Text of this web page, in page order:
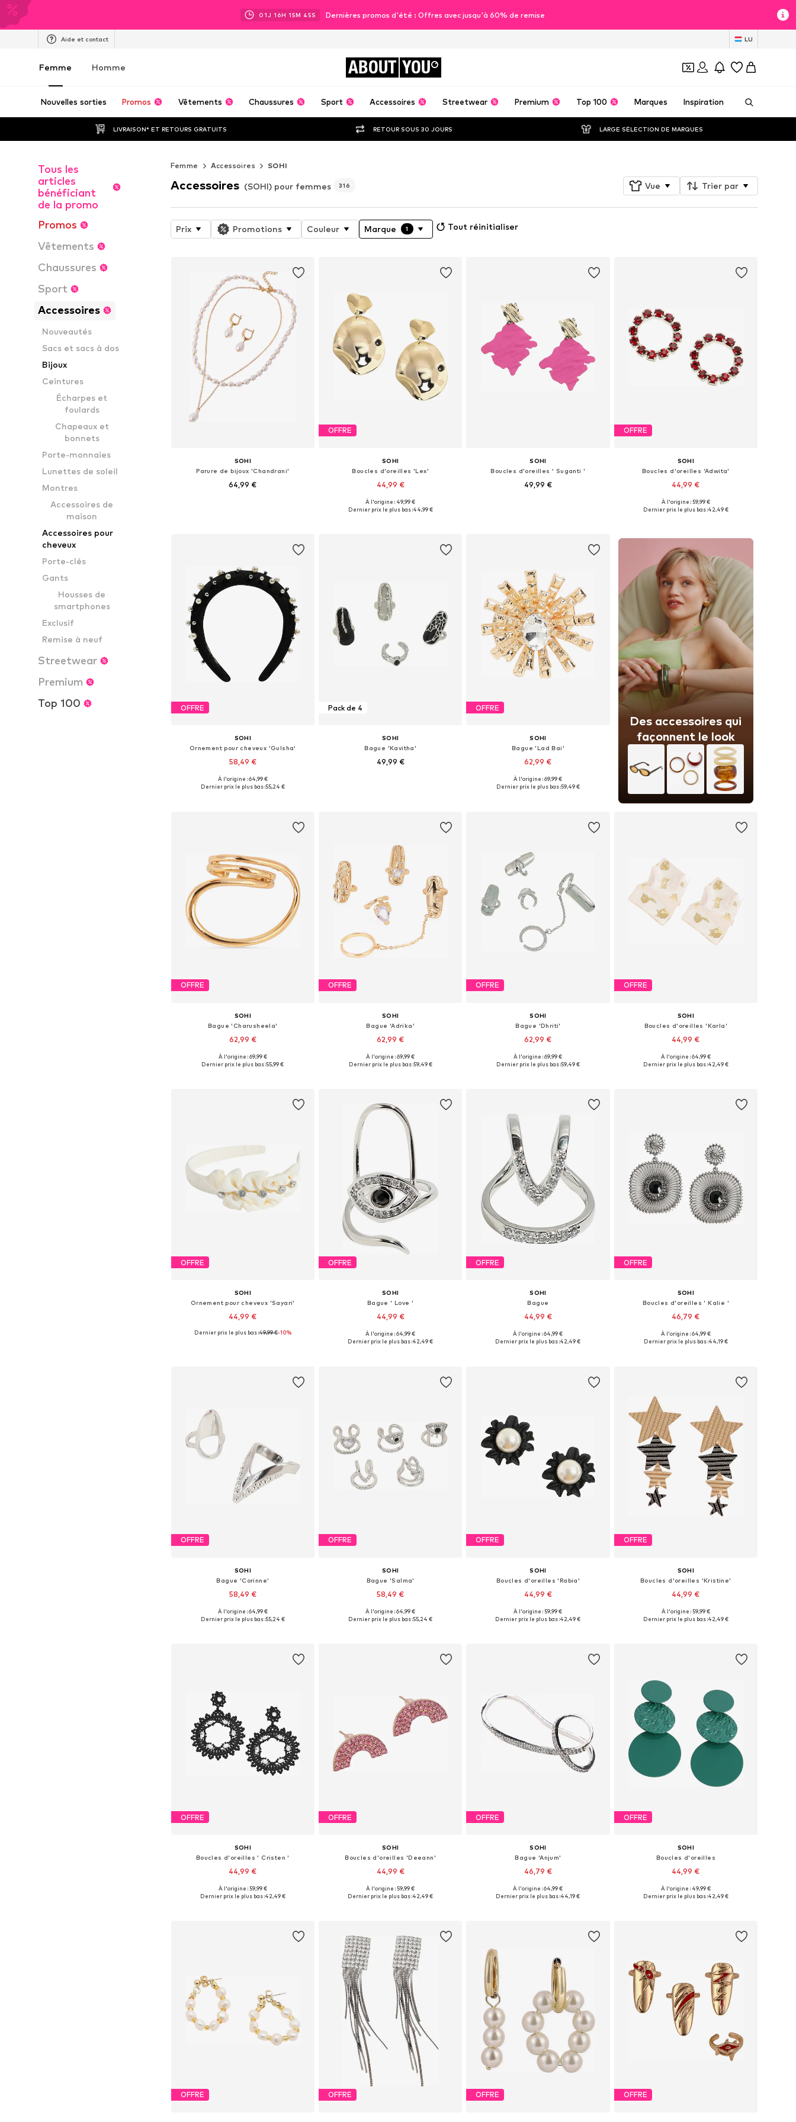
01J 16H 15M 44S Dernières promos d'été : Offres avec jusqu'à 60% de remise
Aide et contact LU
Femme Homme ABOUT YOU
Nouvelles sorties Promos Vêtements Chaussures Sport Accessoires Streetwear Premium Top 100 Marques Inspiration
LIVRAISON* ET RETOURS GRATUITS RETOUR SOUS 30 JOURS LARGE SÉLECTION DE MARQUES
Tous les
articles
bénéficiant
de la promo
Promos
Vêtements
Chaussures
Sport
Accessoires
Nouveautés
Sacs et sacs à dos
Bijoux
Ceintures
Écharpes et
foulards
Chapeaux et
bonnets
Porte-monnaies
Lunettes de soleil
Montres
Accessoires de
maison
Accessoires pour
cheveux
Porte-clés
Gants
Housses de
smartphones
Exclusif
Remise à neuf
Streetwear
Premium
Top 100
Femme Accessoires SOHI
Accessoires (SOHI) pour femmes 316 Vue Trier par
Prix Promotions Couleur Marque 1 Tout réinitialiser
SOHI
Parure de bijoux 'Chandrani'
64,99 €
OFFRE
SOHI
Boucles d'oreilles 'Lex'
44,99 €
Tailles disponibles: Onesize
À l'origine : 49,99 €
Dernier prix le plus bas :44,99 €
SOHI
Boucles d'oreilles ' Suganti '
49,99 €
OFFRE
SOHI
Boucles d'oreilles 'Adwita'
44,99 €
Tailles disponibles: Onesize
À l'origine : 59,99 €
Dernier prix le plus bas :42,49 €
OFFRE
SOHI
Ornement pour cheveux 'Gulsha'
58,49 €
Tailles disponibles: Onesize
À l'origine : 64,99 €
Dernier prix le plus bas :55,24 €
Pack de 4
SOHI
Bague 'Kavitha'
49,99 €
OFFRE
SOHI
Bague 'Lad Bai'
62,99 €
Tailles disponibles: 50-60
À l'origine : 69,99 €
Dernier prix le plus bas :59,49 €
Des accessoires qui
façonnent le look
OFFRE
SOHI
Bague 'Charusheela'
62,99 €
Tailles disponibles: 50-60
À l'origine : 69,99 €
Dernier prix le plus bas :55,99 €
OFFRE
SOHI
Bague 'Adrika'
62,99 €
Tailles disponibles: 50-60
À l'origine : 69,99 €
Dernier prix le plus bas :59,49 €
OFFRE
SOHI
Bague 'Dhriti'
62,99 €
Tailles disponibles: 50-60
À l'origine : 69,99 €
Dernier prix le plus bas :59,49 €
OFFRE
SOHI
Boucles d'oreilles 'Karla'
44,99 €
Tailles disponibles: Onesize
À l'origine : 64,99 €
Dernier prix le plus bas :42,49 €
OFFRE
SOHI
Ornement pour cheveux 'Sayari'
44,99 €
Tailles disponibles: Onesize
Dernier prix le plus bas :49,99 €-10%
OFFRE
SOHI
Bague ' Love '
44,99 €
Tailles disponibles: 50-60
À l'origine : 64,99 €
Dernier prix le plus bas :42,49 €
OFFRE
SOHI
Bague
44,99 €
Tailles disponibles: 50-60
À l'origine : 64,99 €
Dernier prix le plus bas :42,49 €
OFFRE
SOHI
Boucles d'oreilles ' Kalie '
46,79 €
Tailles disponibles: Onesize
À l'origine : 64,99 €
Dernier prix le plus bas :44,19 €
OFFRE
SOHI
Bague 'Corinne'
58,49 €
Tailles disponibles: 50-60
À l'origine : 64,99 €
Dernier prix le plus bas :55,24 €
OFFRE
SOHI
Bague 'Salma'
58,49 €
Tailles disponibles: 50-60
À l'origine : 64,99 €
Dernier prix le plus bas :55,24 €
OFFRE
SOHI
Boucles d'oreilles 'Rabia'
44,99 €
Tailles disponibles: Onesize
À l'origine : 59,99 €
Dernier prix le plus bas :42,49 €
OFFRE
SOHI
Boucles d'oreilles 'Kristine'
44,99 €
Tailles disponibles: Onesize
À l'origine : 59,99 €
Dernier prix le plus bas :42,49 €
OFFRE
SOHI
Boucles d'oreilles ' Cristen '
44,99 €
Tailles disponibles: Onesize
À l'origine : 59,99 €
Dernier prix le plus bas :42,49 €
OFFRE
SOHI
Boucles d'oreilles 'Deeann'
44,99 €
Tailles disponibles: Onesize
À l'origine : 59,99 €
Dernier prix le plus bas :42,49 €
OFFRE
SOHI
Bague 'Anjum'
46,79 €
Tailles disponibles: 50-60
À l'origine : 64,99 €
Dernier prix le plus bas :44,19 €
OFFRE
SOHI
Boucles d'oreilles
44,99 €
Tailles disponibles: Onesize
À l'origine : 49,99 €
Dernier prix le plus bas :42,49 €
OFFRE OFFRE OFFRE OFFRE